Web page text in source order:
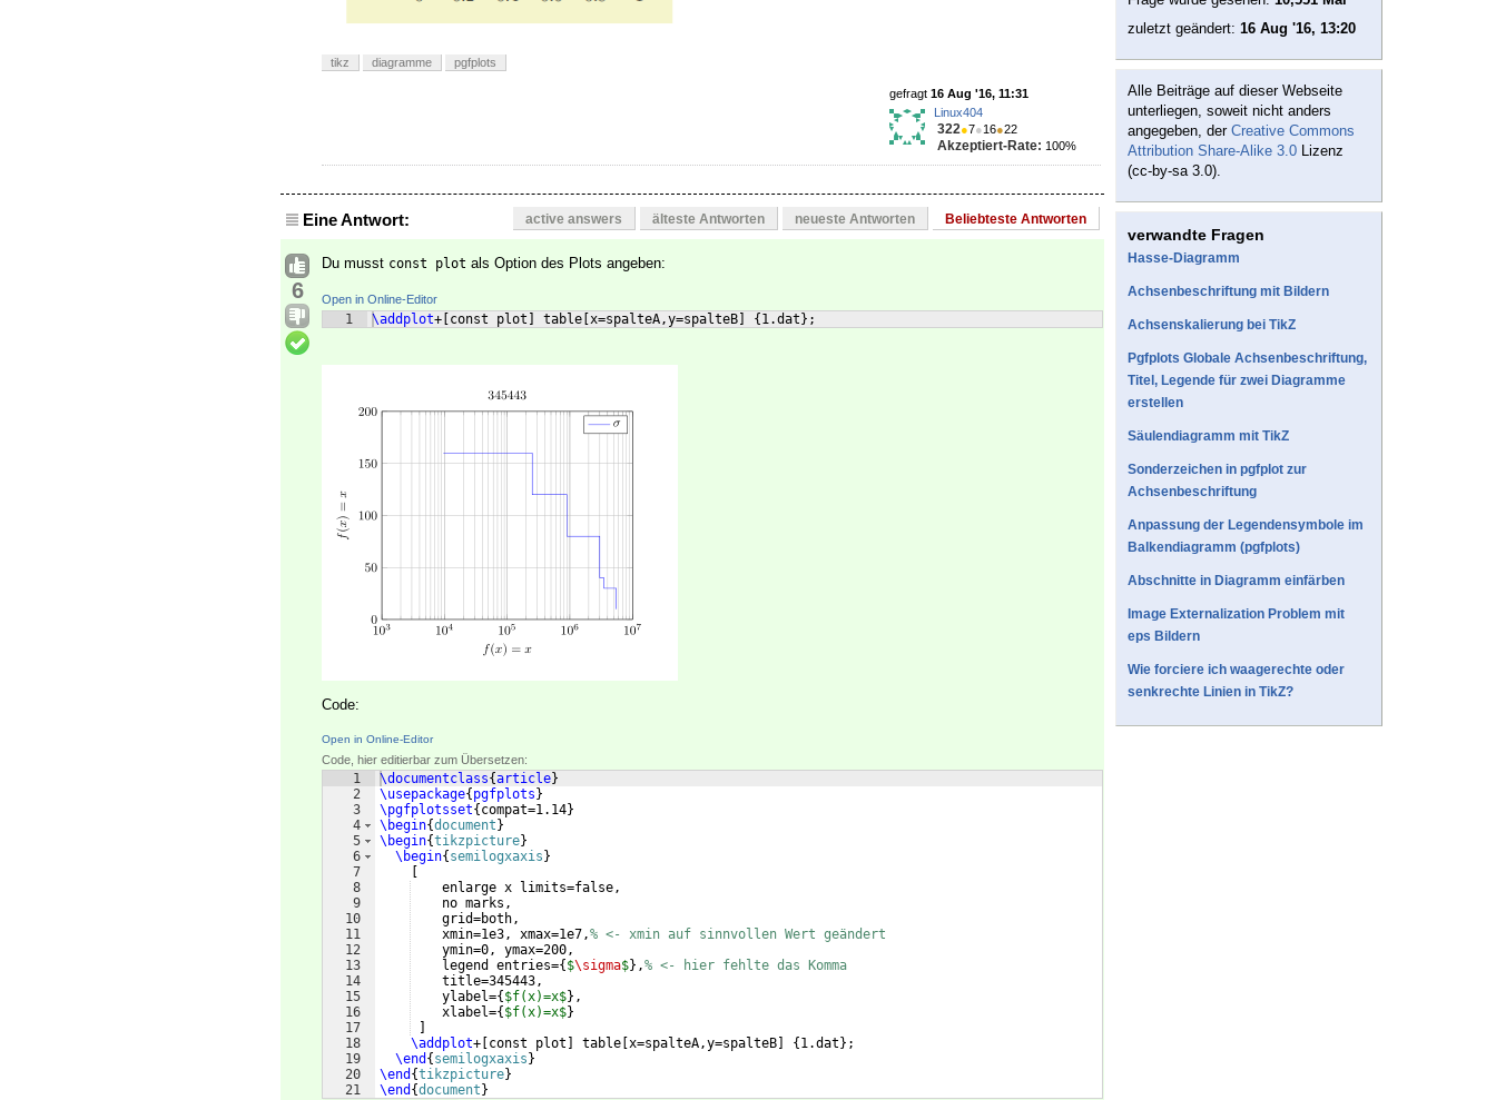
tikz diagramme pgfplots
gefragt 16 Aug '16, 11:31
Linux404
322●7●16●22
Akzeptiert-Rate: 100%
Eine Antwort: active answers älteste Antworten neueste Antworten Beliebteste Antworten
6
Du musst const plot als Option des Plots angeben:
Open in Online-Editor
1 \addplot+ const plot table x=spalteA,y=spalteB { 1.dat } ;
Code:
Open in Online-Editor
Code, hier editierbar zum Übersetzen:
1
2
3
4
5
6
7
8
9
10
11
12
13
14
15
16
17
18
19
20
21
\documentclass{article}
\usepackage{ pgfplots }
\pgfplotsset{ compat=1.14}
\begin{document }
\begin{tikzpicture}
\begin{ semilogxaxis }
    enlarge x limits=false,
    no marks,
    grid=both,
    xmin=1e3, xmax=1e7,
% <- xmin auf sinnvollen Wert geändert
    ymin=0, ymax=200,
    legend entries=
{ $\sigma$} ,% <- hier fehlte das Komma
    title=345443,
    ylabel=
{ $f(x)=x$} ,
    xlabel=
{ $f(x)=x$}
\addplot+ const plot table x=spalteA,y=spalteB { 1.dat } ;
\end { semilogxaxis }
\end {tikzpicture}
\end {document }
zuletzt geändert: 16 Aug '16, 13:20
Alle Beiträge auf dieser Webseite
unterliegen, soweit nicht anders
angegeben, der Creative Commons
Attribution Share-Alike 3.0 Lizenz
(cc-by-sa 3.0).
verwandte Fragen
Hasse-Diagramm
Achsenbeschriftung mit Bildern
Achsenskalierung bei TikZ
Pgfplots Globale Achsenbeschriftung,
Titel, Legende für zwei Diagramme
erstellen
Säulendiagramm mit TikZ
Sonderzeichen in pgfplot zur
Achsenbeschriftung
Anpassung der Legendensymbole im
Balkendiagramm (pgfplots)
Abschnitte in Diagramm einfärben
Image Externalization Problem mit
eps Bildern
Wie forciere ich waagerechte oder
senkrechte Linien in TikZ?